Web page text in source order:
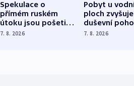
Spekulace o
přímém ruském
útoku jsou pošetilé,
míní estonský
7. 8. 2026
Pobyt u
ploch zvyšuje
duševní
ukázala
7. 8. 2026